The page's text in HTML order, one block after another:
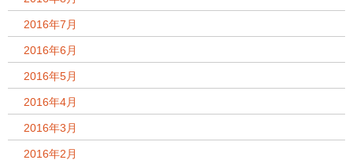
2016年7月
2016年6月
2016年5月
2016年4月
2016年3月
2016年2月